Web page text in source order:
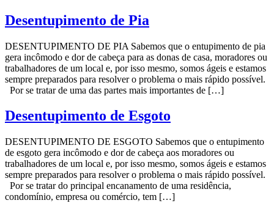
Desentupimento de Pia
DESENTUPIMENTO DE PIA Sabemos que o entupimento de pia
gera incômodo e dor de cabeça para as donas de casa, moradores ou
trabalhadores de um local e, por isso mesmo, somos ágeis e estamos
sempre preparados para resolver o problema o mais rápido possível.
Por se tratar de uma das partes mais importantes de […]
Desentupimento de Esgoto
DESENTUPIMENTO DE ESGOTO Sabemos que o entupimento
de esgoto gera incômodo e dor de cabeça aos moradores ou
trabalhadores de um local e, por isso mesmo, somos ágeis e estamos
sempre preparados para resolver o problema o mais rápido possível.
Por se tratar do principal encanamento de uma residência,
condomínio, empresa ou comércio, tem […]